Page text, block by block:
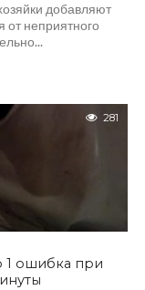
добавляют
от неприятного
281
1 ошибка при